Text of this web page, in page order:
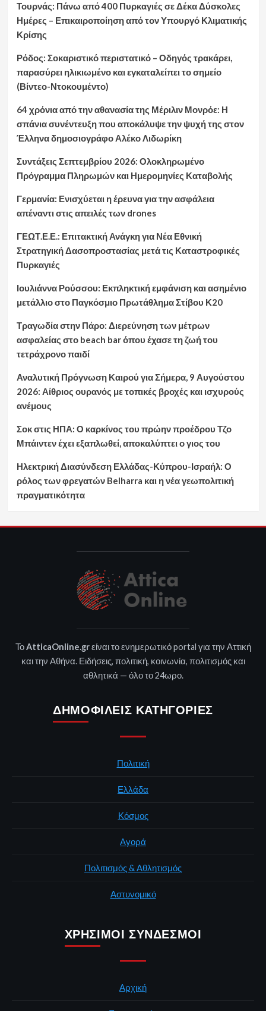
Τουρνάς: Πάνω από 400 Πυρκαγιές σε Δέκα Δύσκολες
Ημέρες – Επικαιροποίηση από τον Υπουργό Κλιματικής
Κρίσης
Ρόδος: Σοκαριστικό περιστατικό – Οδηγός τρακάρει,
παρασύρει ηλικιωμένο και εγκαταλείπει το σημείο
(Βίντεο-Ντοκουμέντο)
64 χρόνια από την αθανασία της Μέριλιν Μονρόε: Η
σπάνια συνέντευξη που αποκάλυψε την ψυχή της στον
Έλληνα δημοσιογράφο Αλέκο Λιδωρίκη
Συντάξεις Σεπτεμβρίου 2026: Ολοκληρωμένο
Πρόγραμμα Πληρωμών και Ημερομηνίες Καταβολής
Γερμανία: Ενισχύεται η έρευνα για την ασφάλεια
απέναντι στις απειλές των drones
ΓΕΩΤ.Ε.Ε.: Επιτακτική Ανάγκη για Νέα Εθνική
Στρατηγική Δασοπροστασίας μετά τις Καταστροφικές
Πυρκαγιές
Ιουλιάννα Ρούσσου: Εκπληκτική εμφάνιση και ασημένιο
μετάλλιο στο Παγκόσμιο Πρωτάθλημα Στίβου Κ20
Τραγωδία στην Πάρο: Διερεύνηση των μέτρων
ασφαλείας στο beach bar όπου έχασε τη ζωή του
τετράχρονο παιδί
Αναλυτική Πρόγνωση Καιρού για Σήμερα, 9 Αυγούστου
2026: Αίθριος ουρανός με τοπικές βροχές και ισχυρούς
ανέμους
Σοκ στις ΗΠΑ: Ο καρκίνος του πρώην προέδρου Τζο
Μπάιντεν έχει εξαπλωθεί, αποκαλύπτει ο γιος του
Ηλεκτρική Διασύνδεση Ελλάδας-Κύπρου-Ισραήλ: Ο
ρόλος των φρεγατών Belharra και η νέα γεωπολιτική
πραγματικότητα
ΤοAtticaOnline.grείναι το ενημερωτικό portal για την Αττική
και την Αθήνα. Ειδήσεις, πολιτική, κοινωνία, πολιτισμός και
αθλητικά — όλο το 24ωρο.
ΔΗΜΟΦΙΛΕΊΣ ΚΑΤΗΓΟΡΊΕΣ
Πολιτική
Ελλάδα
Κόσμος
Αγορά
Πολιτισμός & Αθλητισμός
Αστυνομικό
ΧΡΉΣΙΜΟΙ ΣΎΝΔΕΣΜΟΙ
Αρχική